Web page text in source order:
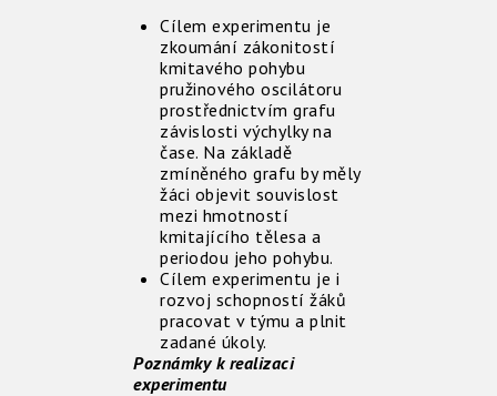
Cílem experimentu je
zkoumání zákonitostí
kmitavého pohybu
pružinového oscilátoru
prostřednictvím grafu
závislosti výchylky na
čase. Na základě
zmíněného grafu by měly
žáci objevit souvislost
mezi hmotností
kmitajícího tělesa a
periodou jeho pohybu.
Cílem experimentu je i
rozvoj schopností žáků
pracovat v týmu a plnit
zadané úkoly.
Poznámky k realizaci
experimentu